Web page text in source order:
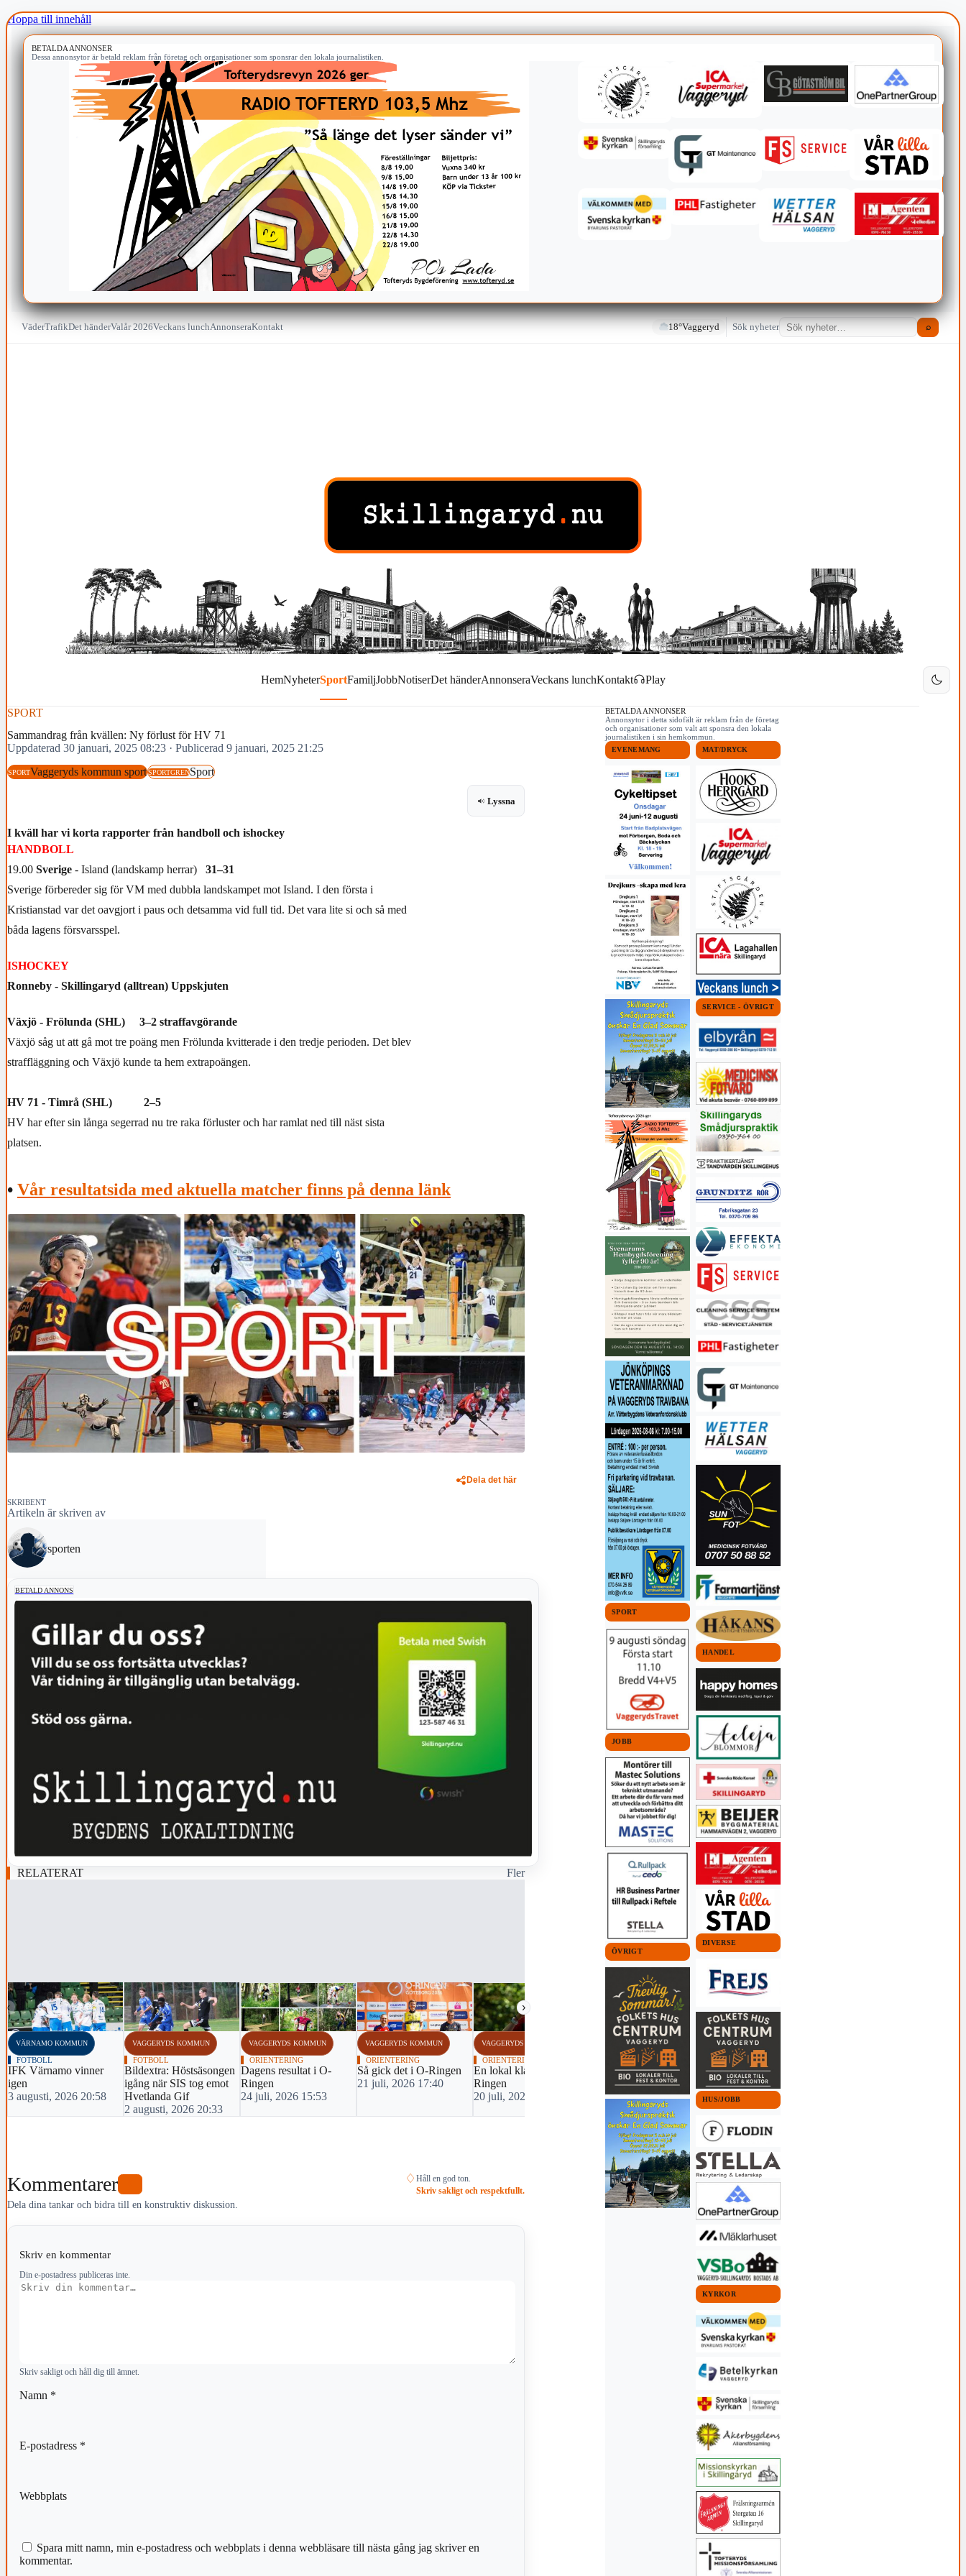
Hoppa till innehåll
BETALDA ANNONSER
Dessa annonsytor är betald reklam från företag och organisationer som sponsrar den lokala journalistiken.
VäderTrafikDet händerValår 2026Veckans lunchAnnonseraKontakt 18°Vaggeryd Sök nyheter ⌕
HemNyheterSportFamiljJobbNotiserDet händerAnnonseraVeckans lunchKontakt Play
SPORT
Sammandrag från kvällen: Ny förlust för HV 71
Uppdaterad 30 januari, 2025 08:23 · Publicerad 9 januari, 2025 21:25
SPORTVaggeryds kommun sportSPORTGRENSport
Lyssna
I kväll har vi korta rapporter från handboll och ishockey
HANDBOLL
19.00 Sverige - Island (landskamp herrar) 31–31
Sverige förbereder sig för VM med dubbla landskampet mot Island. I den första i
Kristianstad var det oavgjort i paus och detsamma vid full tid. Det vara lite si och så med
båda lagens försvarsspel.
ISHOCKEY
Ronneby - Skillingaryd (alltrean) Uppskjuten
Växjö - Frölunda (SHL) 3–2 straffavgörande
Växjö såg ut att gå mot tre poäng men Frölunda kvitterade i den tredje perioden. Det blev
straffläggning och Växjö kunde ta hem extrapoängen.
HV 71 - Timrå (SHL) 2–5
HV har efter sin långa segerrad nu tre raka förluster och har ramlat ned till näst sista
platsen.
• Vår resultatsida med aktuella matcher finns på denna länk
Dela det här
SKRIBENT
Artikeln är skriven av
sporten
BETALD ANNONS
RELATERAT Fler
‹ ›
VÄRNAMO KOMMUN
FOTBOLL
IFK Värnamo vinner
igen
3 augusti, 2026 20:58
VAGGERYDS KOMMUN
FOTBOLL
Bildextra: Höstsäsongen
igång när SIS tog emot
Hvetlanda Gif
2 augusti, 2026 20:33
VAGGERYDS KOMMUN
ORIENTERING
Dagens resultat i O-
Ringen
24 juli, 2026 15:53
VAGGERYDS KOMMUN
ORIENTERING
Så gick det i O-Ringen
21 juli, 2026 17:40
VAGGERYDS KOMMUN
ORIENTERING
En lokal klasseger i O-
Ringen
20 juli, 2026 20:03
VAGGERYDS KOMMUN
FOTBOLL
Uddamålsförlust i
omstarten
19 juli, 2026 16:55
Kommentarer
Dela dina tankar och bidra till en konstruktiv diskussion.
♢ Håll en god ton.
Skriv sakligt och respektfullt.
Skriv en kommentar
Din e-postadress publiceras inte.
Kommentar
Skriv sakligt och håll dig till ämnet.
Namn *
E-postadress *
Webbplats
Spara mitt namn, min e-postadress och webbplats i denna webbläsare till nästa gång jag skriver en
kommentar.
BETALDA ANNONSER
Annonsytor i detta sidofält är reklam från de företag
och organisationer som valt att sponsra den lokala
journalistiken i sin hemkommun.
EVENEMANG
SPORT
JOBB
ÖVRIGT
MAT/DRYCK
SERVICE - ÖVRIGT
HANDEL
DIVERSE
HUS/JOBB
KYRKOR